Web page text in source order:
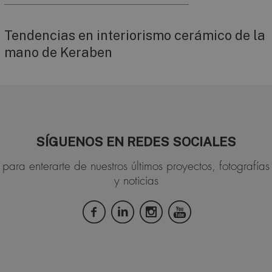
Tendencias en interiorismo cerámico de la
mano de Keraben
SÍGUENOS EN REDES SOCIALES
para enterarte de nuestros últimos proyectos, fotografías
y noticias